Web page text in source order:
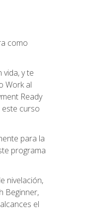
como
y te
Work al
Ready
este curso
para la
programa
nivelación,
Beginner,
el